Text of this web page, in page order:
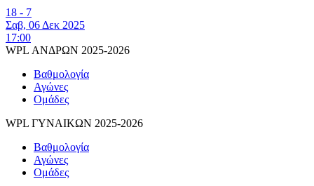
18 - 7
Σαβ, 06 Δεκ 2025
17:00
WPL ΑΝΔΡΩΝ 2025-2026
Βαθμολογία
Αγώνες
Ομάδες
WPL ΓΥΝΑΙΚΩΝ 2025-2026
Βαθμολογία
Αγώνες
Ομάδες